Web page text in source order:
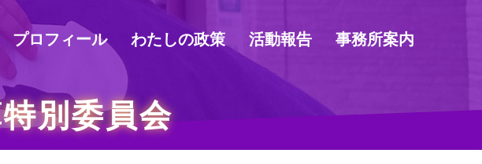
プロフィール わたしの政策 活動報告 事務所案内
別委員会